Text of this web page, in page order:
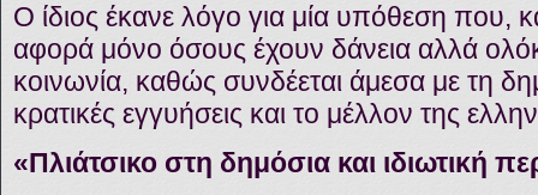
Ο ίδιος έκανε λόγο για μία υπόθεση που,
αφορά μόνο όσους έχουν δάνεια αλλά
κοινωνία, καθώς συνδέεται άμεσα με τη
κρατικές εγγυήσεις και το μέλλον της
«Πλιάτσικο στη δημόσια και ιδιωτική